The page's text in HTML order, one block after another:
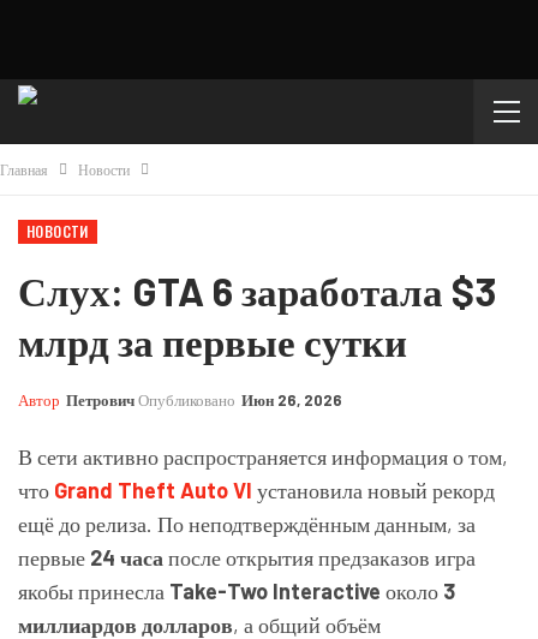
Главная Новости
НОВОСТИ
Слух: GTA 6 заработала $3
млрд за первые сутки
Автор ПетровичОпубликовано Июн 26, 2026
В сети активно распространяется информация о том,
что Grand Theft Auto VI установила новый рекорд
ещё до релиза. По неподтверждённым данным, за
первые 24 часа после открытия предзаказов игра
якобы принесла Take-Two Interactive около 3
миллиардов долларов, а общий объём